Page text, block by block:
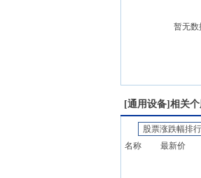
暂无数
[通用设备]相关
股票涨跌幅排行
名称
最新价